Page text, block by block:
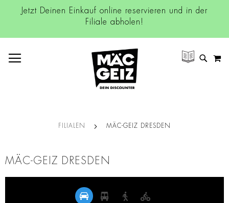
Jetzt Deinen Einkauf online reservieren und in der
Filiale abholen!
SUCHE
FILIALEN MÄC-GEIZ DRESDEN
MÄC-GEIZ DRESDEN